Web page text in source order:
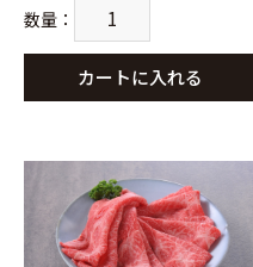
数量 ：
カートに入れる